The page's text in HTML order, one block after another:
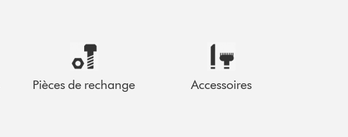
Pièces de rechange Accessoires